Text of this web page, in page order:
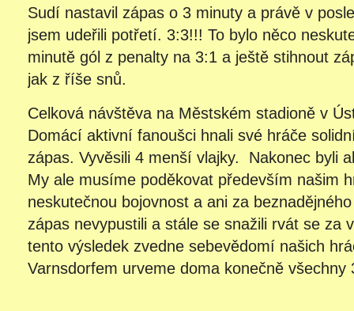
Sudí nastavil zápas o 3 minuty a právě v
jsem udeřili potřetí. 3:3!!! To bylo něco
minutě gól z penalty na 3:1 a ještě stihnout
jak z říše snů.
Celková návštěva na Městském stadioně v
Domácí aktivní fanoušci hnali své hráče
zápas. Vyvěsili 4 menší vlajky. Nakonec byli
My ale musíme poděkovat především našim
neskutečnou bojovnost a ani za
zápas nevypustili a stále se snažili rvát se za
tento výsledek zvedne sebevědomí našich
Varnsdorfem urveme doma konečně všechny